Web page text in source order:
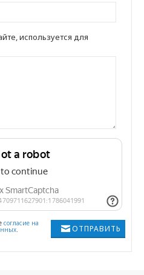
используется для
ОТПРАВИТЬ
согласие на
.